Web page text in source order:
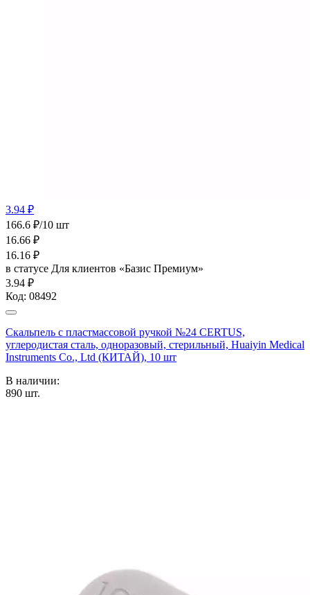
3.94 ₽
166.6 ₽/10 шт
16.66 ₽
16.16 ₽
в статусе Для клиентов «Базис Премиум»
3.94 ₽
Код: 08492
Скальпель с пластмассовой ручкой №24 CERTUS,
углеродистая сталь, одноразовый, стерильный, Huaiyin Medical
Instruments Co., Ltd (КИТАЙ), 10 шт
В наличии:
890 шт.